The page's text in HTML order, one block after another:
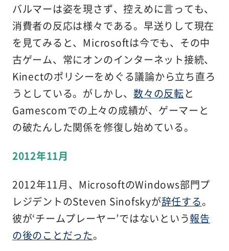
バルマーは姿を現さず、控えめに言っても、
消費者の反応は様々である。早送りして現在
を見てみると、Microsoftは今でも、その中
古ゲーム、常にオンのインターネット接続、
Kinectのポリシーをめぐる議論から立ち直ろ
うとしている。がしかし、数々の反転と
Gamescomでの上々の成績が、ゲーマーと
の破たんした関係を修復し始めている。
2012年11月
2012年11月、MicrosoftのWindows部門プ
レジデントのSteven Sinofskyが辞任する。
彼が‘チームプレーヤー’ではないという報告
の後のことだった。